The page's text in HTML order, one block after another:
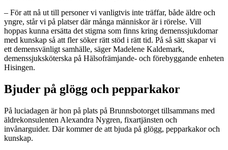
– För att nå ut till personer vi vanligtvis inte träffar, både äldre och
yngre, står vi på platser där många människor är i rörelse. Vill
hoppas kunna ersätta det stigma som finns kring demenssjukdomar
med kunskap så att fler söker rätt stöd i rätt tid. På så sätt skapar vi
ett demensvänligt samhälle, säger Madelene Kaldemark,
demenssjuksköterska på Hälsofrämjande- och förebyggande enheten
Hisingen.
Bjuder på glögg och pepparkakor
På luciadagen är hon på plats på Brunnsbotorget tillsammans med
äldrekonsulenten Alexandra Nygren, fixartjänsten och
invånarguider. Där kommer de att bjuda på glögg, pepparkakor och
kunskap.